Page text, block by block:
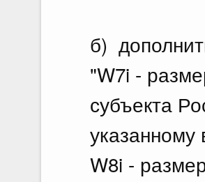
б)
"W7i -
субъекта
указанному
W8i -